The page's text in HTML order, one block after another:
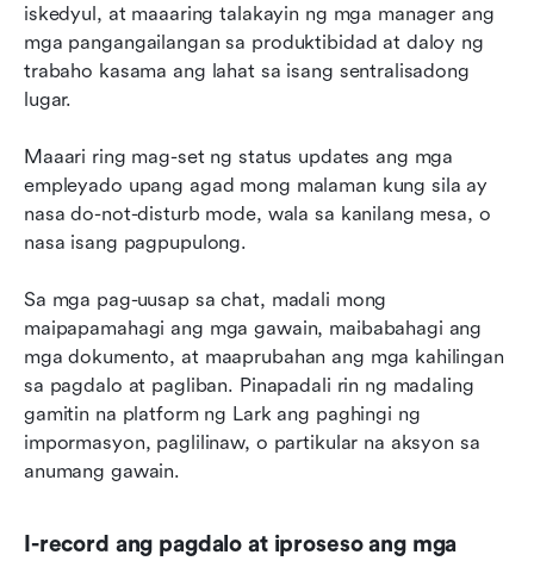
iskedyul, at maaaring talakayin ng mga manager ang
mga pangangailangan sa produktibidad at daloy ng
trabaho kasama ang lahat sa isang sentralisadong
lugar.
Maaari ring mag-set ng status updates ang mga
empleyado upang agad mong malaman kung sila ay
nasa do-not-disturb mode, wala sa kanilang mesa, o
nasa isang pagpupulong.
Sa mga pag-uusap sa chat, madali mong
maipapamahagi ang mga gawain, maibabahagi ang
mga dokumento, at maaprubahan ang mga kahilingan
sa pagdalo at pagliban. Pinapadali rin ng madaling
gamitin na platform ng Lark ang paghingi ng
impormasyon, paglilinaw, o partikular na aksyon sa
anumang gawain.
I-record ang pagdalo at iproseso ang mga